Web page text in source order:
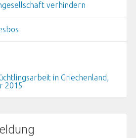
verhindern
in Griechenland,
2015